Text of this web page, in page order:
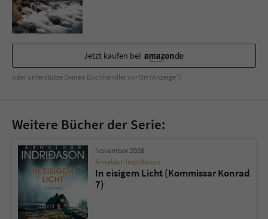
Jetzt kaufen bei
oder unterstütze Deinen Buchhändler vor Ort (Anzeige*)
Weitere Bücher der Serie:
November 2026
Arnaldur Indriðason
In eisigem Licht (Kommissar Konrad
7)